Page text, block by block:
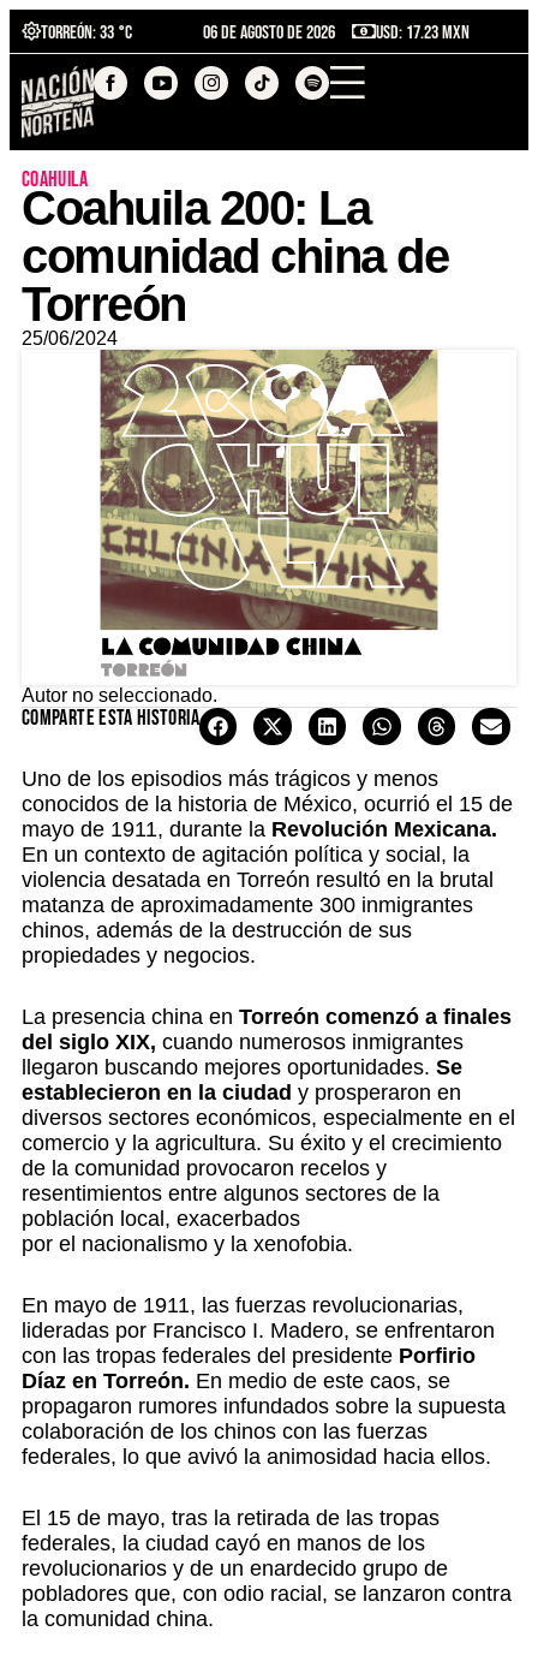
Torreón: 33 °C 06 de agosto de 2026 USD: 17.23 MXN
coahuila
Coahuila 200: La
comunidad china de
Torreón
25/06/2024
Autor no seleccionado.
Comparte esta historia
Uno de los episodios más trágicos y menos
conocidos de la historia de México, ocurrió el 15 de
mayo de 1911, durante la Revolución Mexicana.
En un contexto de agitación política y social, la
violencia desatada en Torreón resultó en la brutal
matanza de aproximadamente 300 inmigrantes
chinos, además de la destrucción de sus
propiedades y negocios.
La presencia china en Torreón comenzó a finales
del siglo XIX, cuando numerosos inmigrantes
llegaron buscando mejores oportunidades. Se
establecieron en la ciudad y prosperaron en
diversos sectores económicos, especialmente en el
comercio y la agricultura. Su éxito y el crecimiento
de la comunidad provocaron recelos y
resentimientos entre algunos sectores de la
población local, exacerbados
por el nacionalismo y la xenofobia.
En mayo de 1911, las fuerzas revolucionarias,
lideradas por Francisco I. Madero, se enfrentaron
con las tropas federales del presidente Porfirio
Díaz en Torreón. En medio de este caos, se
propagaron rumores infundados sobre la supuesta
colaboración de los chinos con las fuerzas
federales, lo que avivó la animosidad hacia ellos.
El 15 de mayo, tras la retirada de las tropas
federales, la ciudad cayó en manos de los
revolucionarios y de un enardecido grupo de
pobladores que, con odio racial, se lanzaron contra
la comunidad china.